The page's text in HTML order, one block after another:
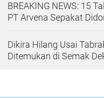
BREAKING NEWS: 15
PT Arvena Sepakat
Dikira Hilang Usai
Ditemukan di Semak